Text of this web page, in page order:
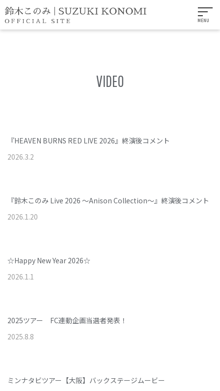
MENU
VIDEO
『HEAVEN BURNS RED LIVE 2026』終演後コメント
2026.3.2
『鈴木このみ Live 2026 ～Anison Collection～』終演後コメント
2026.1.20
☆Happy New Year 2026☆
2026.1.1
2025ツアー FC連動企画当選者発表！
2025.8.8
ミンナタビツアー【大阪】バックステージムービー